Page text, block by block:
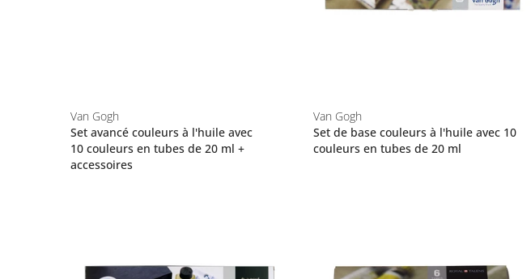
Van Gogh
Set avancé couleurs à l'huile avec
10 couleurs en tubes de 20 ml +
accessoires
Van Gogh
Set de base couleurs à l'huile avec 10
couleurs en tubes de 20 ml